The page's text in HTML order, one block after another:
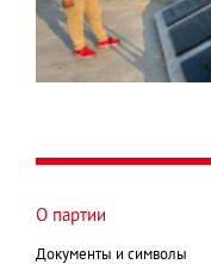
О партии
Документы и символы